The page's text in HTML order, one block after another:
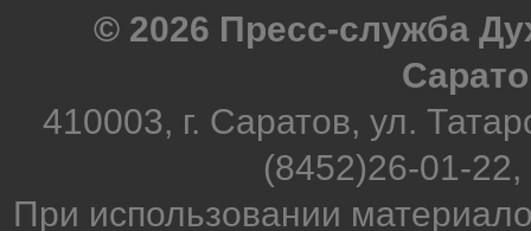
© 2026 Пресс-служба
410003, г. Саратов, ул.
(8452)26-01-
При использовании